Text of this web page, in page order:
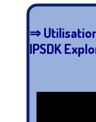
⇒
IPSDK